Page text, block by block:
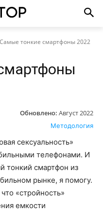
Самые тонкие смартфоны 2022
Обновлено: Август 2022
Методология
сексуальность»
телефонами. И
тонкий смартфон из
рынке, я помогу.
«стройность»
емкости